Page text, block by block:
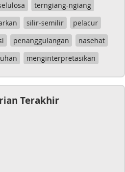
terngiang-ngiang
silir-semilir
pelacur
penanggulangan
nasehat
menginterpretasikan
Terakhir